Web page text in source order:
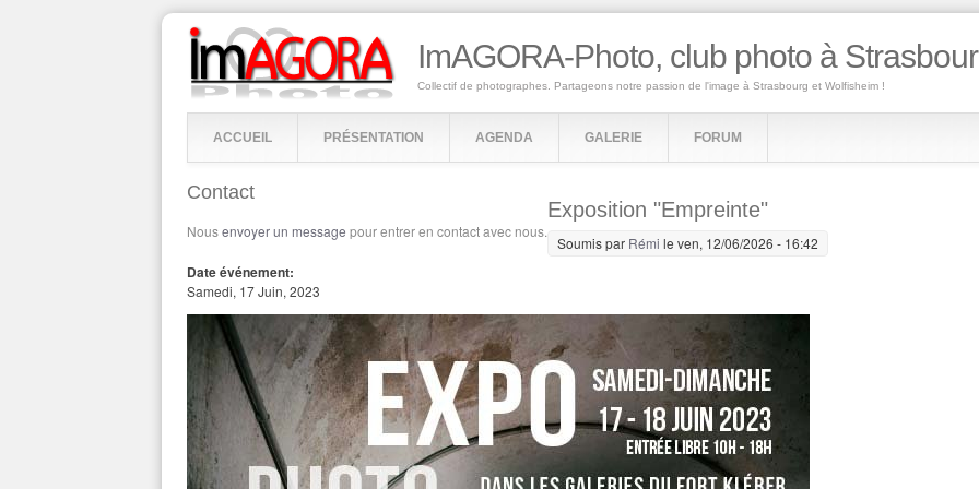
ImAGORA-Photo, club photo à
Collectif de photographes. Partageons notre passion de l'image à Strasbourg et Wolfisheim !
ACCUEIL PRÉSENTATION AGENDA GALERIE FORUM
Contact
Nousenvoyer un message pour entrer en contact avec nous.
Exposition "Empreinte"
Soumis par Rémi le ven, 12/06/2026 - 16:42
Date événement:
Samedi, 17 Juin, 2023